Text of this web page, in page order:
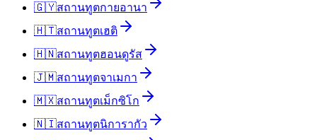
🇬🇾สถานทูตกายอานา
🇭🇹สถานทูตเฮติ
🇭🇳สถานทูตฮอนดูรัส
🇯🇲สถานทูตจาเมกา
🇲🇽สถานทูตเม็กซิโก
🇳🇮สถานทูตนิการากัว